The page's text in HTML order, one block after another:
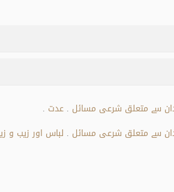
سے متعلق شرعی مسائل عدت
سے متعلق شرعی مسائل لباس اور زیب و